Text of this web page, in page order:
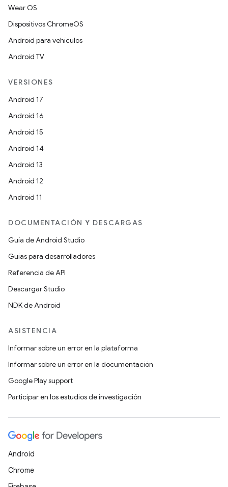
Wear OS
Dispositivos ChromeOS
Android para vehículos
Android TV
VERSIONES
Android 17
Android 16
Android 15
Android 14
Android 13
Android 12
Android 11
DOCUMENTACIÓN Y DESCARGAS
Guía de Android Studio
Guías para desarrolladores
Referencia de API
Descargar Studio
NDK de Android
ASISTENCIA
Informar sobre un error en la plataforma
Informar sobre un error en la documentación
Google Play support
Participar en los estudios de investigación
Android
Chrome